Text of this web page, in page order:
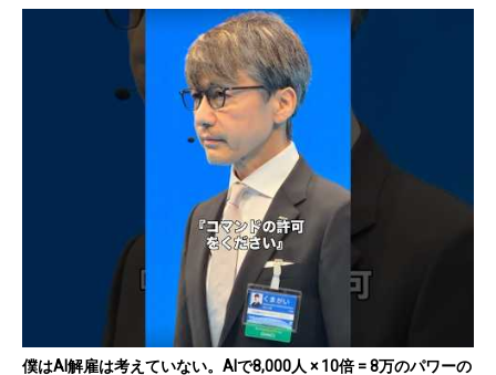
僕はAI解雇は考えていない。AIで8,000人 × 10倍 = 8万のパワーの